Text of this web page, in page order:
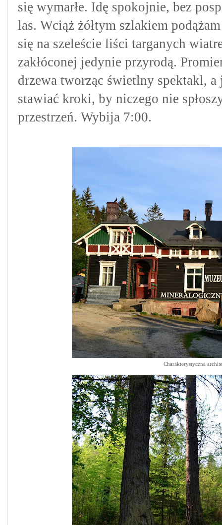
się wymarłe. Idę spokojnie, bez
las. Wciąż żółtym szlakiem
się na szeleście liści targanych
zakłóconej jedynie przyrodą.
drzewa tworząc świetlny spektakl,
stawiać kroki, by niczego nie
przestrzeń. Wybija 7:00.
Charakterystyczna